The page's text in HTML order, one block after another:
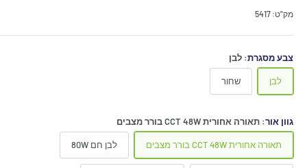
מק"ט: 5417
צבע מסגרת: לבן
לבן שחור
גוון אור: תאורה אחורית CCT 48W בורר מצבים
תאורה אחורית CCT 48W בורר מצבים לבן חם 80W